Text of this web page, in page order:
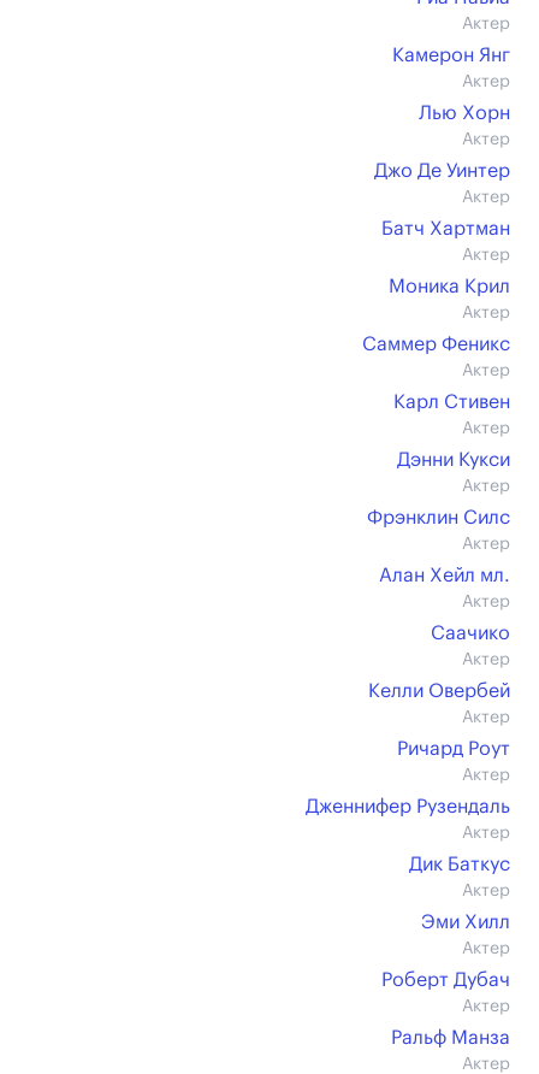
Актер
Камерон Янг
Актер
Лью Хорн
Актер
Джо Де Уинтер
Актер
Батч Хартман
Актер
Моника Крил
Актер
Саммер Феникс
Актер
Карл Стивен
Актер
Дэнни Кукси
Актер
Фрэнклин Силс
Актер
Алан Хейл мл.
Актер
Саачико
Актер
Келли Овербей
Актер
Ричард Роут
Актер
Дженнифер Рузендаль
Актер
Дик Баткус
Актер
Эми Хилл
Актер
Роберт Дубач
Актер
Ральф Манза
Актер